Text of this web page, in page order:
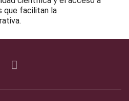
que facilitan la